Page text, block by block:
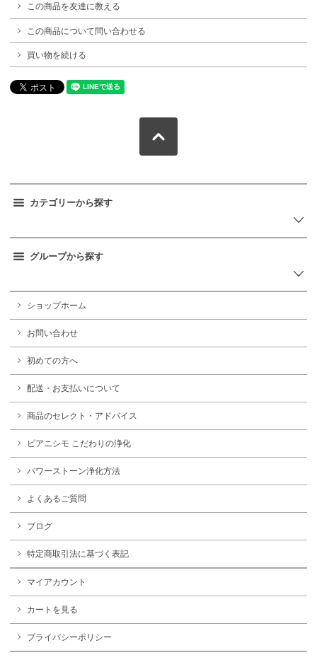
この商品を友達に教える
この商品について問い合わせる
買い物を続ける
カテゴリーから探す
グループから探す
ショップホーム
お問い合わせ
初めての方へ
配送・お支払いについて
商品のセレクト・アドバイス
ピアニシモ こだわりの浄化
パワーストーン浄化方法
よくあるご質問
ブログ
特定商取引法に基づく表記
マイアカウント
カートを見る
プライバシーポリシー